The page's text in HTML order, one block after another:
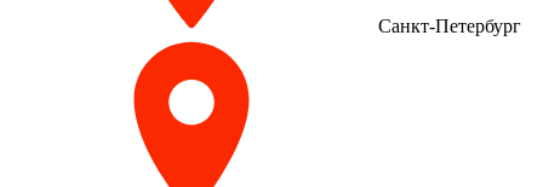
Санкт-Петербург